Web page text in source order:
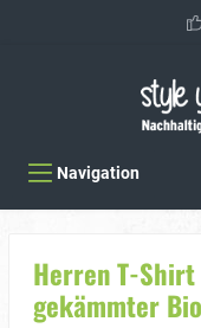
Navigation
Herren T-
gekämmter